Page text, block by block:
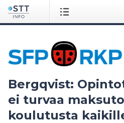
Bergqvist:
ei turvaa
koulutusta